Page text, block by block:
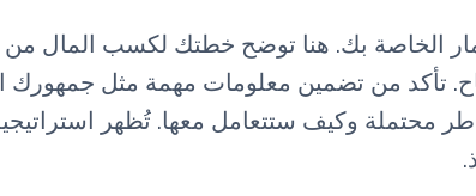
الخاصة بك. هنا توضح خطتك لكسب المال
تأكد من تضمين معلومات مهمة مثل جمهورك
محتملة وكيف ستتعامل معها. تُظهر